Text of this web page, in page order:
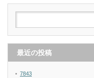
最近の投稿
7843